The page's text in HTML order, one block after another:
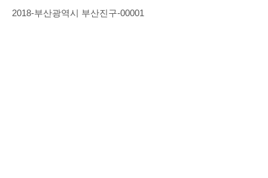
2018-부산광역시 부산진구-00001